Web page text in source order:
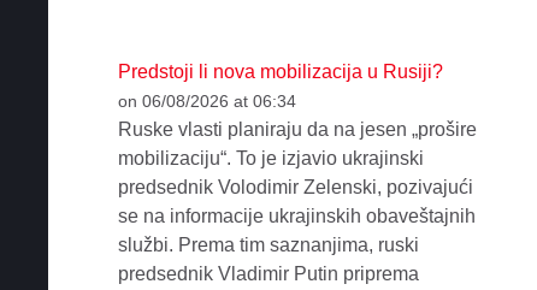
Predstoji li nova mobilizacija u Rusiji?
on 06/08/2026 at 06:34
Ruske vlasti planiraju da na jesen „prošire
mobilizaciju“. To je izjavio ukrajinski
predsednik Volodimir Zelenski, pozivajući
se na informacije ukrajinskih obaveštajnih
službi. Prema tim saznanjima, ruski
predsednik Vladimir Putin priprema